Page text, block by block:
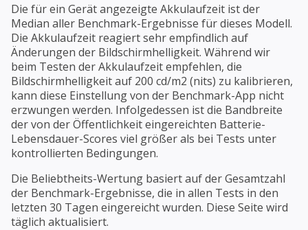
Die für ein Gerät angezeigte Akkulaufzeit ist der
Median aller Benchmark-Ergebnisse für dieses Modell.
Die Akkulaufzeit reagiert sehr empfindlich auf
Änderungen der Bildschirmhelligkeit. Während wir
beim Testen der Akkulaufzeit empfehlen, die
Bildschirmhelligkeit auf 200 cd/m2 (nits) zu kalibrieren,
kann diese Einstellung von der Benchmark-App nicht
erzwungen werden. Infolgedessen ist die Bandbreite
der von der Öffentlichkeit eingereichten Batterie-
Lebensdauer-Scores viel größer als bei Tests unter
kontrollierten Bedingungen.
Die Beliebtheits-Wertung basiert auf der Gesamtzahl
der Benchmark-Ergebnisse, die in allen Tests in den
letzten 30 Tagen eingereicht wurden. Diese Seite wird
täglich aktualisiert.